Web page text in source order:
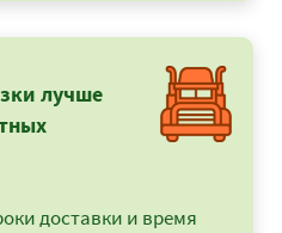
лучше
доставки и время